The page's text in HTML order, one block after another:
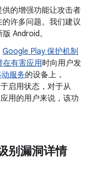
的增强功能让攻击者
许多问题。我们建议
Android。
Google Play 保护机制
在有害应用时向用户发
服务的设备上，
启用状态，对于从
用的用户来说，该功
别漏洞详情